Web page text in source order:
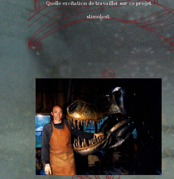
Quelle excitation de travailler sur ce projet
stimulant.